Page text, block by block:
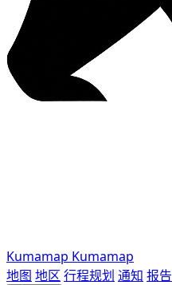
Kumamap Kumamap
地图 地区 行程规划 通知 报告